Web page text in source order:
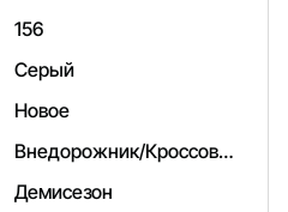
156
Серый
Новое
Внедорожник/Кроссовер
Демисезон